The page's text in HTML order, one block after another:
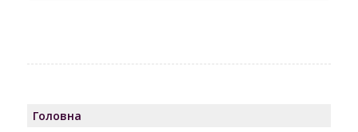
Головна